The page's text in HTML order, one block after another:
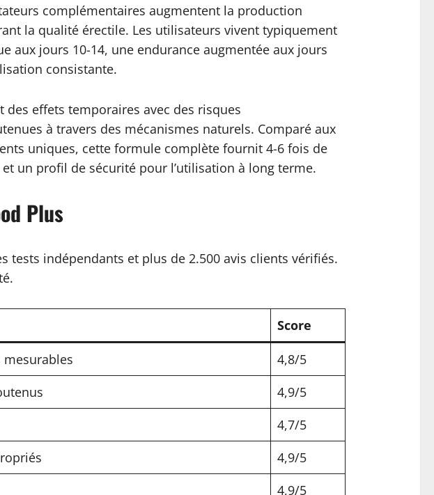
complémentaires augmentent la production
la qualité érectile. Les utilisateurs vivent typiquement
aux jours 10-14, une endurance augmentée aux jours
consistante.
effets temporaires avec des risques
à travers des mécanismes naturels. Comparé aux
uniques, cette formule complète fournit 4-6 fois de
un profil de sécurité pour l’utilisation à long terme.
Plus
tests indépendants et plus de 2.500 avis clients vérifiés.
Score
4,8/5
4,9/5
4,7/5
4,9/5
4,9/5